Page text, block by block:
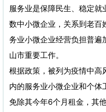
服务业是保障民生、稳定就
数中小微企业，关系到老百
务业小微企业经营负担普遍
山市重要工作。
根据政策，被列为疫情中高
内的服务业小微企业和个
免除其今年6个月租金，其